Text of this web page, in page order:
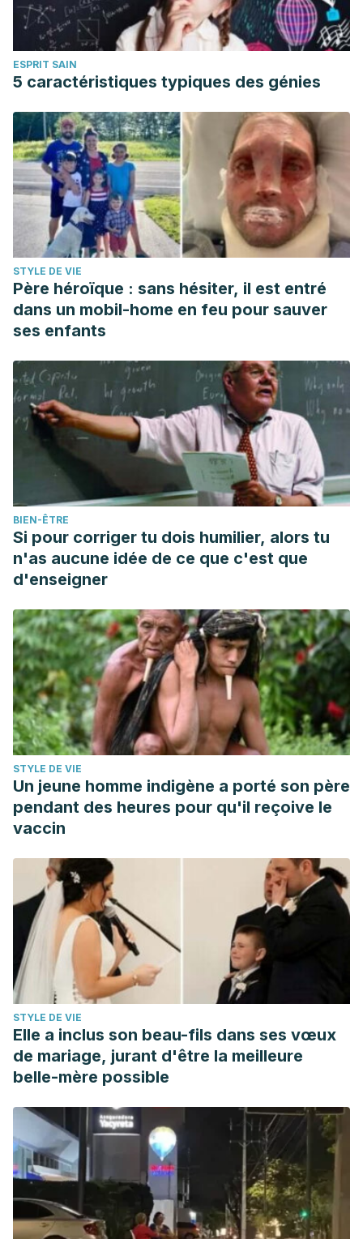
ESPRIT SAIN
5 caractéristiques typiques des génies
STYLE DE VIE
Père héroïque : sans hésiter, il est entré
dans un mobil-home en feu pour sauver
ses enfants
BIEN-ÊTRE
Si pour corriger tu dois humilier, alors tu
n'as aucune idée de ce que c'est que
d'enseigner
STYLE DE VIE
Un jeune homme indigène a porté son père
pendant des heures pour qu'il reçoive le
vaccin
STYLE DE VIE
Elle a inclus son beau-fils dans ses vœux
de mariage, jurant d'être la meilleure
belle-mère possible